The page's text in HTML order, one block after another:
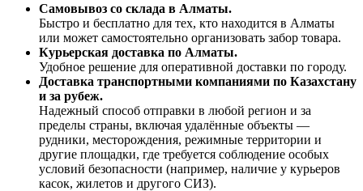
Самовывоз со склада в Алматы.
Быстро и бесплатно для тех, кто находится в Алматы
или может самостоятельно организовать забор товара.
Курьерская доставка по Алматы.
Удобное решение для оперативной доставки по городу.
Доставка транспортными компаниями по Казахстану
и за рубеж.
Надежный способ отправки в любой регион и за
пределы страны, включая удалённые объекты —
рудники, месторождения, режимные территории и
другие площадки, где требуется соблюдение особых
условий безопасности (например, наличие у курьеров
касок, жилетов и другого СИЗ).